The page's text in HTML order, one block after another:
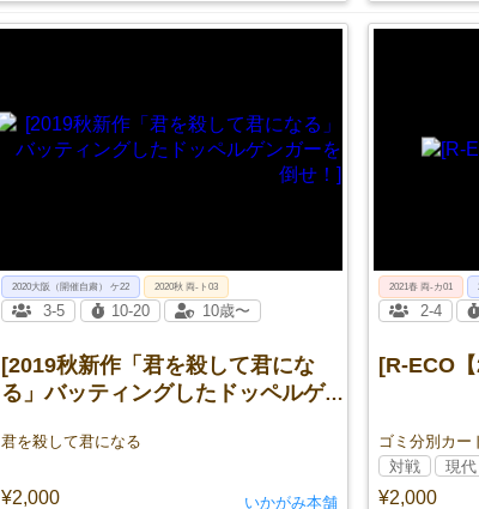
[2019秋新作「君を殺して君にな
る」バッティングしたドッペルゲン
君を殺して君になる
¥2,000
2020大阪（開催自粛） ケ22 2020秋 両-ト03
3-5 10-20 10歳〜
いかがみ本舗
[R-ECO
ゴミ分別カー
¥2,000
2021春 両-カ01
2-4
対戦 現代